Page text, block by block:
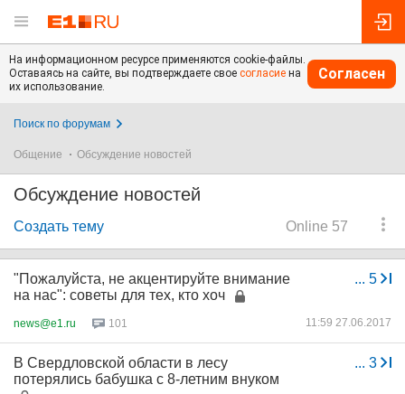
На информационном ресурсе применяются cookie-файлы.
Оставаясь на сайте, вы подтверждаете свое согласие на
их использование.
Согласен
Поиск по форумам
Общение Обсуждение новостей
Обсуждение новостей
Online 57
Создать тему
... 5
"Пожалуйста, не акцентируйте внимание
на нас": советы для тех, кто хоч
news@e1.ru 101 11:59 27.06.2017
... 3
В Свердловской области в лесу
потерялись бабушка с 8-летним внуком